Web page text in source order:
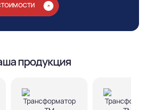
РАСЧЕТ СТОИМОСТИ
продукция